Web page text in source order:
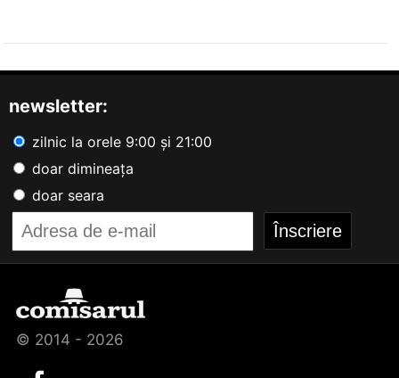
newsletter:
zilnic la orele 9:00 și 21:00
doar dimineața
doar seara
© 2014 - 2026